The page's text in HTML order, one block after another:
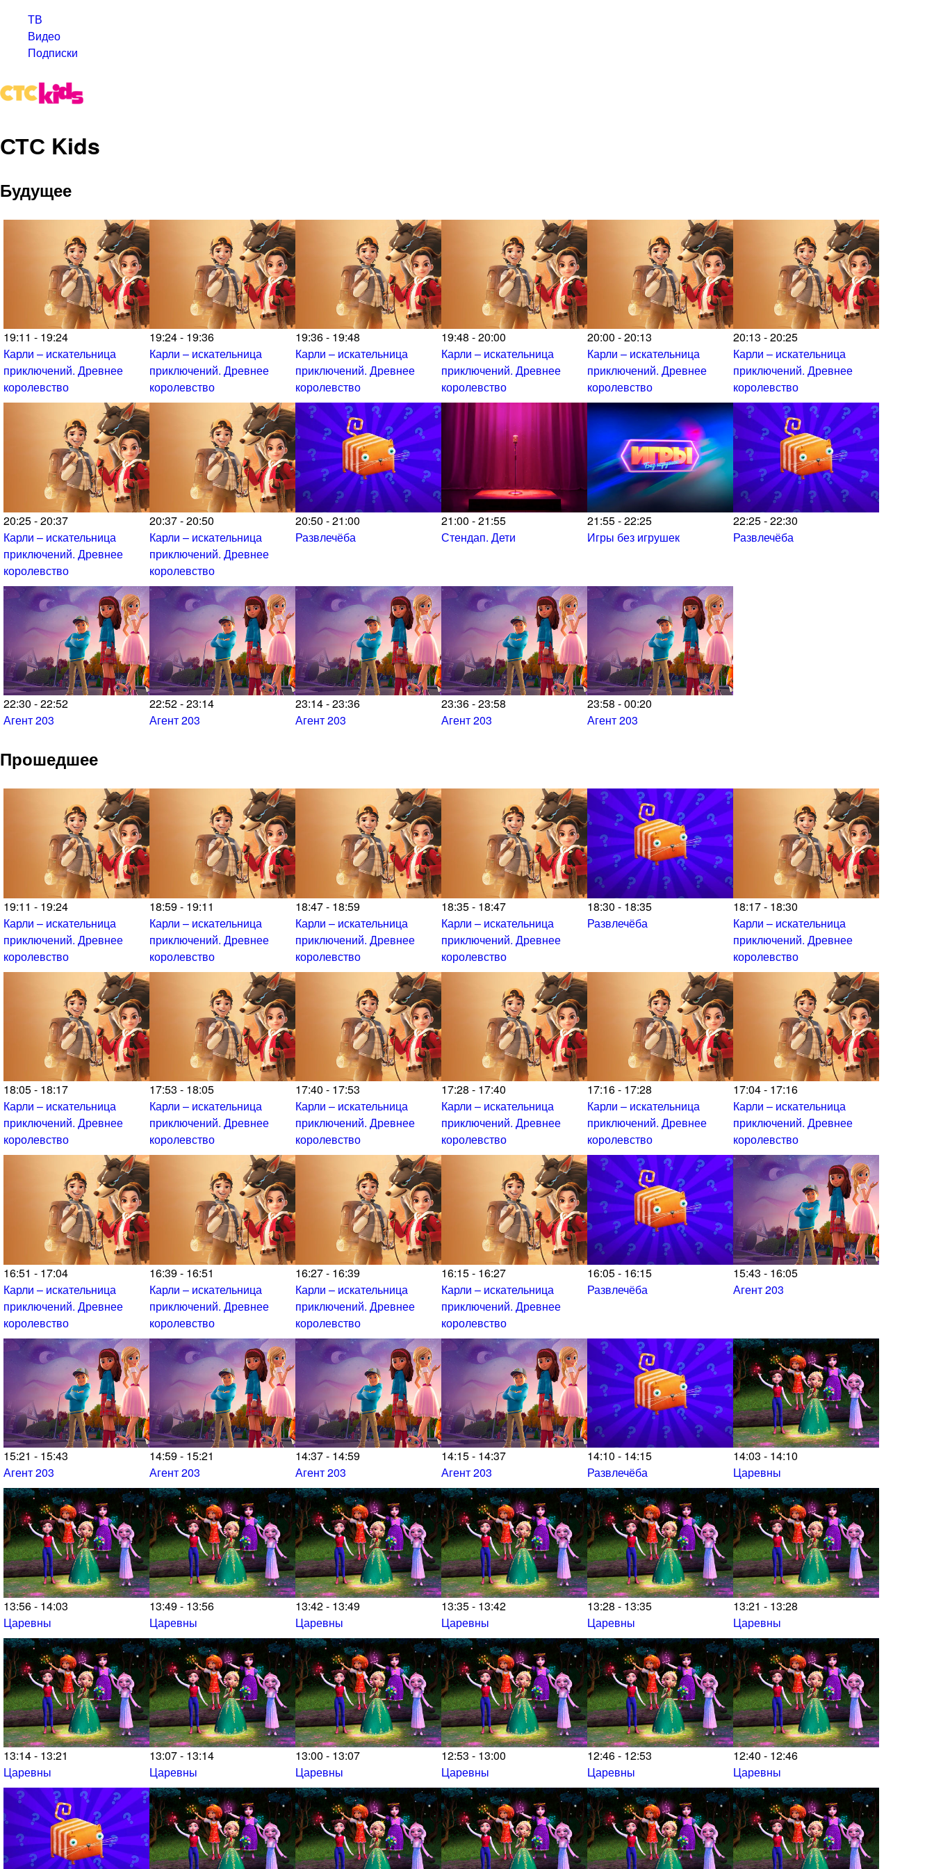
ТВ
Видео
Подписки
СТС Kids
Будущее
19:11 - 19:24
Карли – искательница
приключений. Древнее
королевство
19:24 - 19:36
Карли – искательница
приключений. Древнее
королевство
19:36 - 19:48
Карли – искательница
приключений. Древнее
королевство
19:48 - 20:00
Карли – искательница
приключений. Древнее
королевство
20:00 - 20:13
Карли – искательница
приключений. Древнее
королевство
20:13 - 20:25
Карли – искательница
приключений. Древнее
королевство
20:25 - 20:37
Карли – искательница
приключений. Древнее
королевство
20:37 - 20:50
Карли – искательница
приключений. Древнее
королевство
20:50 - 21:00
Развлечёба
21:00 - 21:55
Стендап. Дети
21:55 - 22:25
Игры без игрушек
22:25 - 22:30
Развлечёба
22:30 - 22:52
Агент 203
22:52 - 23:14
Агент 203
23:14 - 23:36
Агент 203
23:36 - 23:58
Агент 203
23:58 - 00:20
Агент 203
Прошедшее
19:11 - 19:24
Карли – искательница
приключений. Древнее
королевство
18:59 - 19:11
Карли – искательница
приключений. Древнее
королевство
18:47 - 18:59
Карли – искательница
приключений. Древнее
королевство
18:35 - 18:47
Карли – искательница
приключений. Древнее
королевство
18:30 - 18:35
Развлечёба
18:17 - 18:30
Карли – искательница
приключений. Древнее
королевство
18:05 - 18:17
Карли – искательница
приключений. Древнее
королевство
17:53 - 18:05
Карли – искательница
приключений. Древнее
королевство
17:40 - 17:53
Карли – искательница
приключений. Древнее
королевство
17:28 - 17:40
Карли – искательница
приключений. Древнее
королевство
17:16 - 17:28
Карли – искательница
приключений. Древнее
королевство
17:04 - 17:16
Карли – искательница
приключений. Древнее
королевство
16:51 - 17:04
Карли – искательница
приключений. Древнее
королевство
16:39 - 16:51
Карли – искательница
приключений. Древнее
королевство
16:27 - 16:39
Карли – искательница
приключений. Древнее
королевство
16:15 - 16:27
Карли – искательница
приключений. Древнее
королевство
16:05 - 16:15
Развлечёба
15:43 - 16:05
Агент 203
15:21 - 15:43
Агент 203
14:59 - 15:21
Агент 203
14:37 - 14:59
Агент 203
14:15 - 14:37
Агент 203
14:10 - 14:15
Развлечёба
14:03 - 14:10
Царевны
13:56 - 14:03
Царевны
13:49 - 13:56
Царевны
13:42 - 13:49
Царевны
13:35 - 13:42
Царевны
13:28 - 13:35
Царевны
13:21 - 13:28
Царевны
13:14 - 13:21
Царевны
13:07 - 13:14
Царевны
13:00 - 13:07
Царевны
12:53 - 13:00
Царевны
12:46 - 12:53
Царевны
12:40 - 12:46
Царевны